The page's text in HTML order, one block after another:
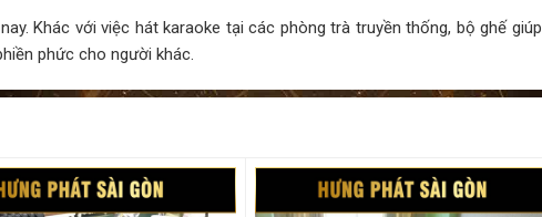
Khác với việc hát karaoke tại các phòng trà truyền thống, bộ ghế
phức cho người khác.